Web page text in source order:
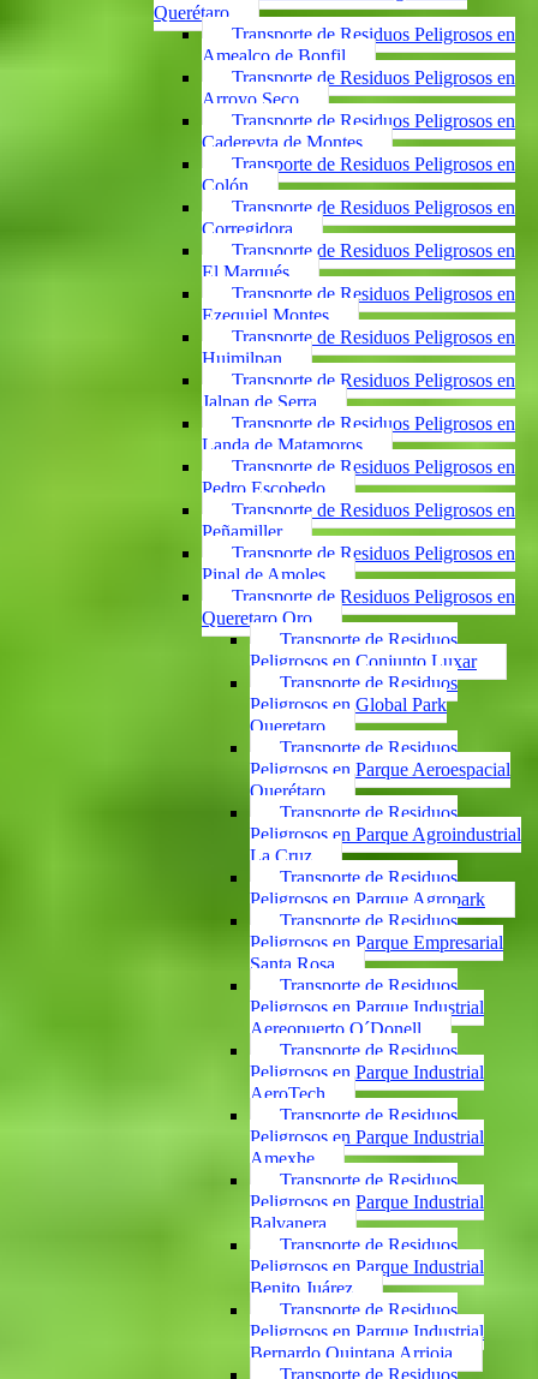
Querétaro
Transporte de Residuos Peligrosos en
Amealco de Bonfil
Transporte de Residuos Peligrosos en
Arroyo Seco
Transporte de Residuos Peligrosos en
Cadereyta de Montes
Transporte de Residuos Peligrosos en
Colón
Transporte de Residuos Peligrosos en
Corregidora
Transporte de Residuos Peligrosos en
El Marqués
Transporte de Residuos Peligrosos en
Ezequiel Montes
Transporte de Residuos Peligrosos en
Huimilpan
Transporte de Residuos Peligrosos en
Jalpan de Serra
Transporte de Residuos Peligrosos en
Landa de Matamoros
Transporte de Residuos Peligrosos en
Pedro Escobedo
Transporte de Residuos Peligrosos en
Peñamiller
Transporte de Residuos Peligrosos en
Pinal de Amoles
Transporte de Residuos Peligrosos en
Queretaro Qro
Transporte de Residuos
Peligrosos en Conjunto Luxar
Transporte de Residuos
Peligrosos en Global Park
Queretaro
Transporte de Residuos
Peligrosos en Parque Aeroespacial
Querétaro
Transporte de Residuos
Peligrosos en Parque Agroindustrial
La Cruz
Transporte de Residuos
Peligrosos en Parque Agropark
Transporte de Residuos
Peligrosos en Parque Empresarial
Santa Rosa
Transporte de Residuos
Peligrosos en Parque Industrial
Aereopuerto O´Donell
Transporte de Residuos
Peligrosos en Parque Industrial
AeroTech
Transporte de Residuos
Peligrosos en Parque Industrial
Amexhe
Transporte de Residuos
Peligrosos en Parque Industrial
Balvanera
Transporte de Residuos
Peligrosos en Parque Industrial
Benito Juárez
Transporte de Residuos
Peligrosos en Parque Industrial
Bernardo Quintana Arrioja
Transporte de Residuos